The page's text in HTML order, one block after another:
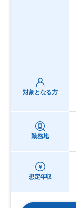
対象となる方
勤務地
想定年収